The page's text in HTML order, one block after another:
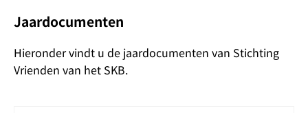
Jaardocumenten
Hieronder vindt u de jaardocumenten van Stichting
Vrienden van het SKB.